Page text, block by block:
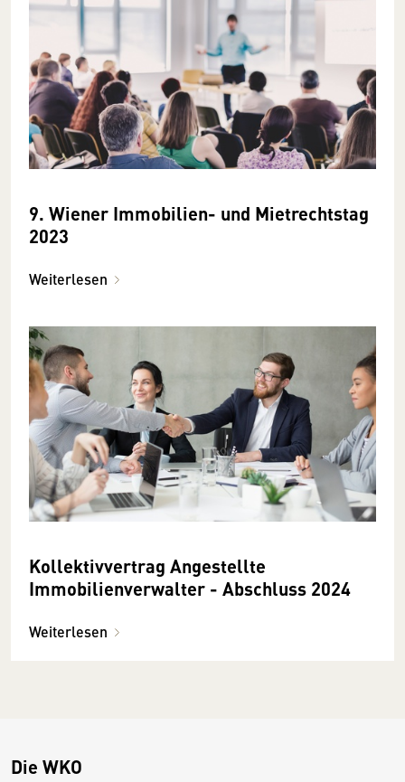
9. Wiener Immobilien- und Mietrechtstag
2023
Weiterlesen
Kollektivvertrag Angestellte
Immobilienverwalter - Abschluss 2024
Weiterlesen
Die WKO